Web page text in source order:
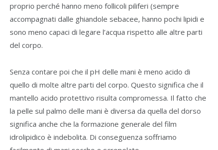
proprio perché hanno meno follicoli piliferi (sempre
accompagnati dalle ghiandole sebacee, hanno pochi lipidi e
sono meno capaci di legare l’acqua rispetto alle altre parti
del corpo.
Senza contare poi che il pH delle mani è meno acido di
quello di molte altre parti del corpo. Questo significa che il
mantello acido protettivo risulta compromessa. Il fatto che
la pelle sul palmo delle mani è diversa da quella del dorso
significa anche che la formazione generale del film
idrolipidico è indebolita. Di conseguenza soffriamo